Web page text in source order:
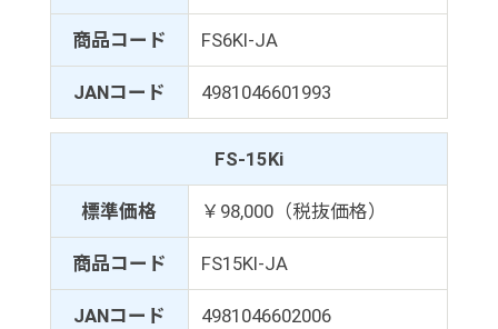
商品コード FS6KI-JA
JANコード 4981046601993
FS-15Ki
標準価格 ￥98,000（税抜価格）
商品コード FS15KI-JA
JANコード 4981046602006